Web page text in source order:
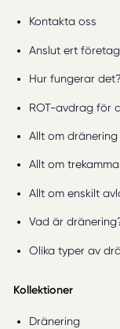
Kontakta oss
Anslut ert
Hur fungerar det?
ROT-avdrag för
Allt om dränering
Allt om
Allt om enskilt
Vad är
Olika typer av
Kollektioner
Dränering